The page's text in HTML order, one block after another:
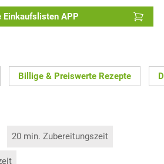
Einkaufslisten APP
Billige & Preiswerte Rezepte
20 min. Zubereitungszeit